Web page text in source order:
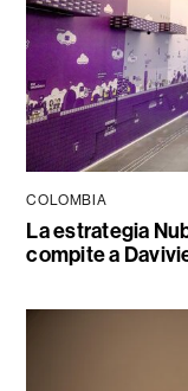
COLOMBIA
La estrategia
compite a